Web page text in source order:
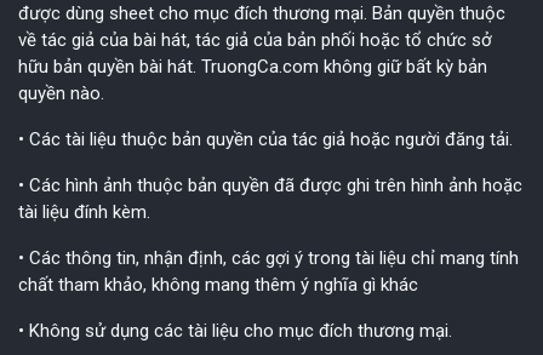
được dùng sheet cho mục đích thương mại. Bản quyền thuộc
về tác giả của bài hát, tác giả của bản phối hoặc tổ chức sở
hữu bản quyền bài hát. TruongCa.com không giữ bất kỳ bản
quyền nào.
• Các tài liệu thuộc bản quyền của tác giả hoặc người đăng tải.
• Các hình ảnh thuộc bản quyền đã được ghi trên hình ảnh hoặc
tài liệu đính kèm.
• Các thông tin, nhận định, các gợi ý trong tài liệu chỉ mang tính
chất tham khảo, không mang thêm ý nghĩa gì khác
• Không sử dụng các tài liệu cho mục đích thương mại.